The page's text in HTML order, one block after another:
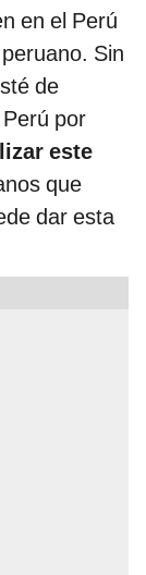
en el Perú
Sin
de
por
este
que
dar esta